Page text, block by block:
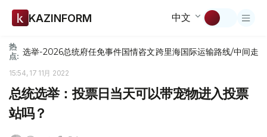
KAZINFORM 中文
热
点: 选举-2026总统府任免事件国情咨文跨里海国际运输路线/中间走廊
15:54, 17 11月 2022
总统选举：投票日当天可以带宠物进入投票
站吗？